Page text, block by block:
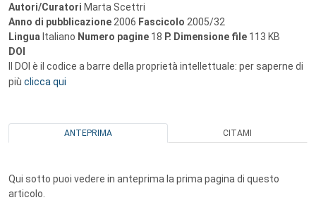
Autori/Curatori Marta Scettri
Anno di pubblicazione 2006 Fascicolo 2005/32
Lingua Italiano Numero pagine 18 P. Dimensione file 113 KB
DOI
Il DOI è il codice a barre della proprietà intellettuale: per saperne di
più clicca qui
ANTEPRIMA CITAMI
Qui sotto puoi vedere in anteprima la prima pagina di questo
articolo.